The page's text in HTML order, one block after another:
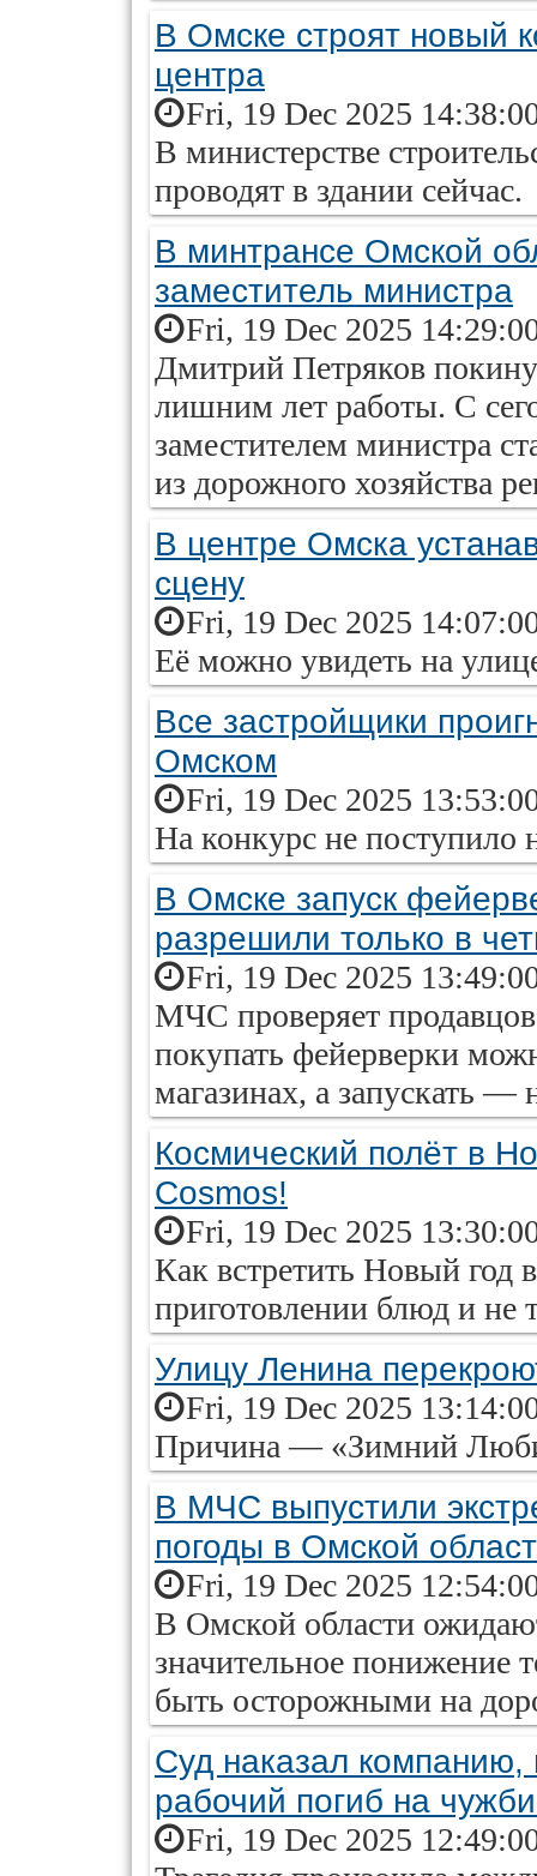
В Омске строят новый
центра
Fri, 19 Dec 2025
В министерстве
проводят в здании сейчас.
В минтрансе Омской
заместитель министра
Fri, 19 Dec 2025
Дмитрий Петряков
лишним лет работы. С
заместителем министра
из дорожного хозяйства
В центре Омска
сцену
Fri, 19 Dec 2025
Её можно увидеть на
Все застройщики
Омском
Fri, 19 Dec 2025
На конкурс не поступило
В Омске запуск
разрешили только в
Fri, 19 Dec 2025
МЧС проверяет
покупать фейерверки
магазинах, а запускать
Космический полёт в
Cosmos!
Fri, 19 Dec 2025
Как встретить Новый год
приготовлении блюд и не
Улицу Ленина
Fri, 19 Dec 2025
Причина — «Зимний
В МЧС выпустили
погоды в Омской
Fri, 19 Dec 2025
В Омской области
значительное понижение
быть осторожными на
Суд наказал компанию,
рабочий погиб на
Fri, 19 Dec 2025